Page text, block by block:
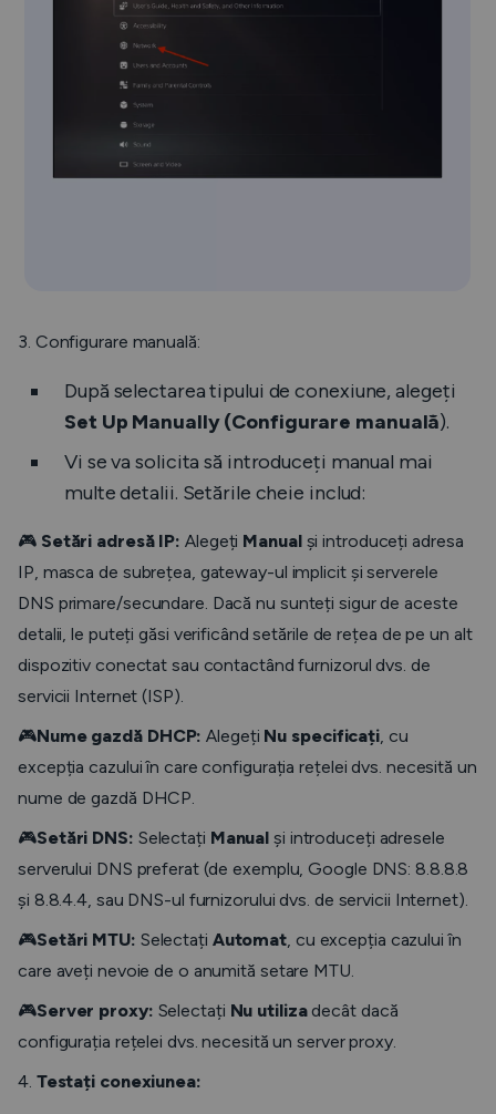
3. Configurare manuală:
După selectarea tipului de conexiune, alegeți
Set Up Manually (Configurare manuală).
Vi se va solicita să introduceți manual mai
multe detalii. Setările cheie includ:
🎮Setări adresă IP:Alegeți Manualși introduceți adresa
IP, masca de subrețea, gateway-ul implicit și serverele
DNS primare/secundare. Dacă nu sunteți sigur de aceste
detalii, le puteți găsi verificând setările de rețea de pe un alt
dispozitiv conectat sau contactând furnizorul dvs. de
servicii Internet (ISP).
🎮Nume gazdă DHCP:Alegeți Nu specificați, cu
excepția cazului în care configurația rețelei dvs. necesită un
nume de gazdă DHCP.
🎮Setări DNS: Selectați Manual și introduceți adresele
serverului DNS preferat (de exemplu, Google DNS: 8.8.8.8
și 8.8.4.4, sau DNS-ul furnizorului dvs. de servicii Internet).
🎮Setări MTU: Selectați Automat, cu excepția cazului în
care aveți nevoie de o anumită setare MTU.
🎮Server proxy: Selectați Nu utilizadecât dacă
configurația rețelei dvs. necesită un server proxy.
4. Testați conexiunea: